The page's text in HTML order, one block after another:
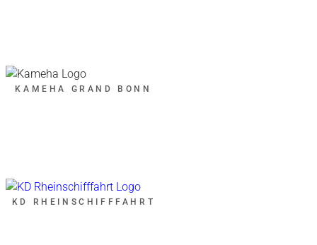
KAMEHA GRAND BONN
KD RHEINSCHIFFFAHRT